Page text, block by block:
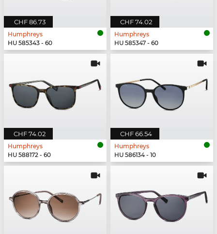
CHF 86.73
Humphreys
HU 585343 - 60
CHF 74.02
Humphreys
HU 585347 - 60
CHF 74.02
Humphreys
HU 588172 - 60
CHF 66.54
Humphreys
HU 586134 - 10